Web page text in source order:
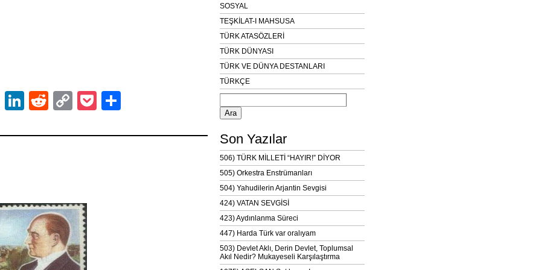
EmailLinkedIn
RedditCopyPocket
SOSYAL
TEŞKİLAT-I MAHSUSA
TÜRK ATASÖZLERİ
TÜRK DÜNYASI
TÜRK VE DÜNYA DESTANLARI
TÜRKÇE
Arama:
Son Yazılar
506) TÜRK MİLLETİ “HAYIR!” DİYOR
505) Orkestra Enstrümanları
504) Yahudilerin Arjantin Sevgisi
424) VATAN SEVGİSİ
423) Aydınlanma Süreci
447) Harda Türk var oralıyam
503) Devlet Aklı, Derin Devlet, Toplumsal
Akıl Nedir? Mukayeseli Karşılaştırma